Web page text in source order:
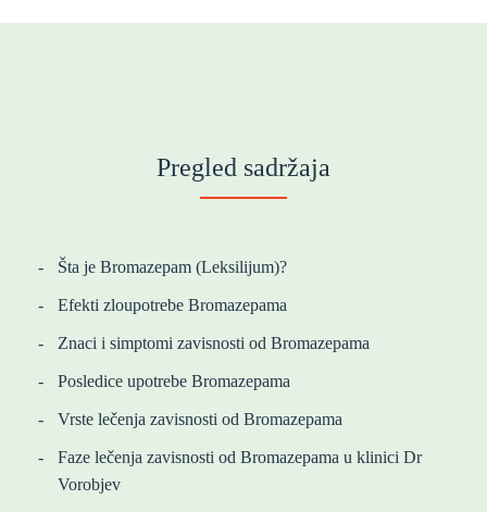
Pregled sadržaja
Šta je Bromazepam (Leksilijum)?
Efekti zloupotrebe Bromazepama
Znaci i simptomi zavisnosti od Bromazepama
Posledice upotrebe Bromazepama
Vrste lečenja zavisnosti od Bromazepama
Faze lečenja zavisnosti od Bromazepama u klinici Dr
Vorobjev